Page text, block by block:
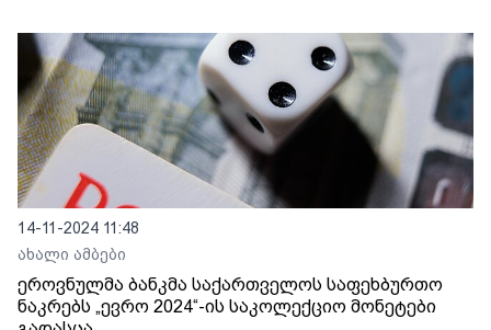
14-11-2024 11:48
ახალი ამბები
ეროვნულმა ბანკმა საქართველოს საფეხბურთო
ნაკრებს „ევრო 2024“-ის საკოლექციო მონეტები